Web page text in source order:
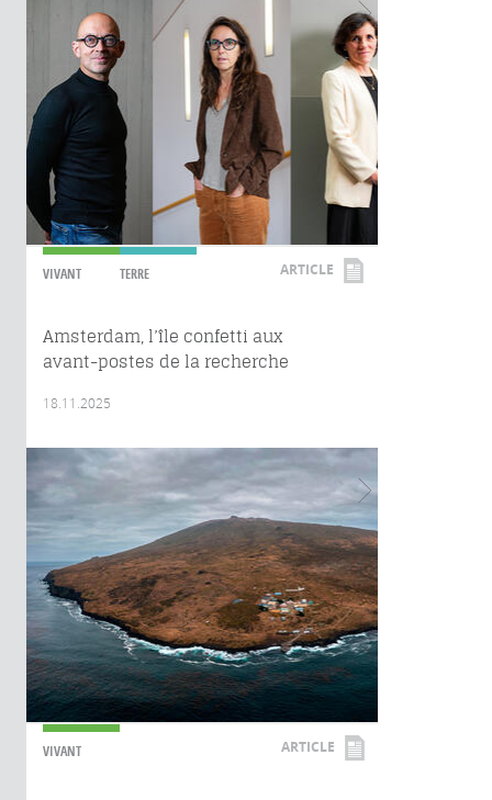
VIVANT TERRE ARTICLE
Amsterdam, l’île confetti aux
avant-postes de la recherche
18.11.2025
VIVANT ARTICLE